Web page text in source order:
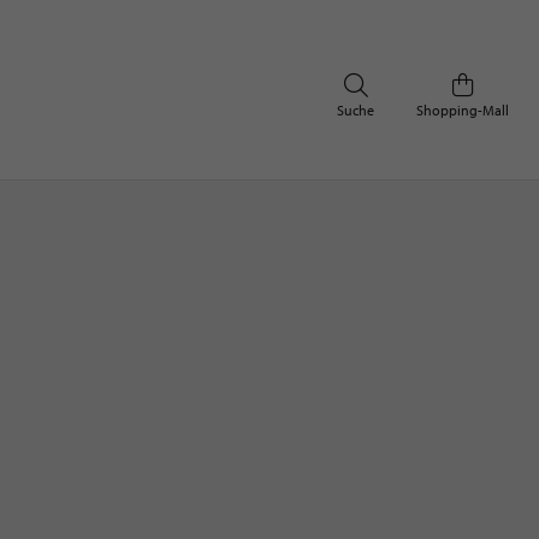
Shopping-Mall
Suche